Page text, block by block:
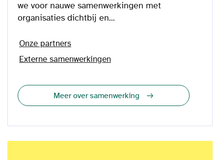
we voor nauwe samenwerkingen met
organisaties dichtbij en...
Onze partners
Externe samenwerkingen
Meer over samenwerking